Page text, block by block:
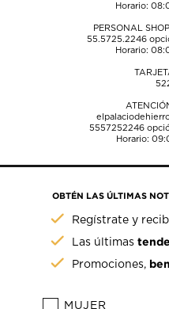
Horario:
PERSONAL
55.5725.2246
Horario:
5557252246
Horario:
OBTÉN LAS ÚLTIMAS
Regístrate y
Las últimas
Promociones,
MUJER